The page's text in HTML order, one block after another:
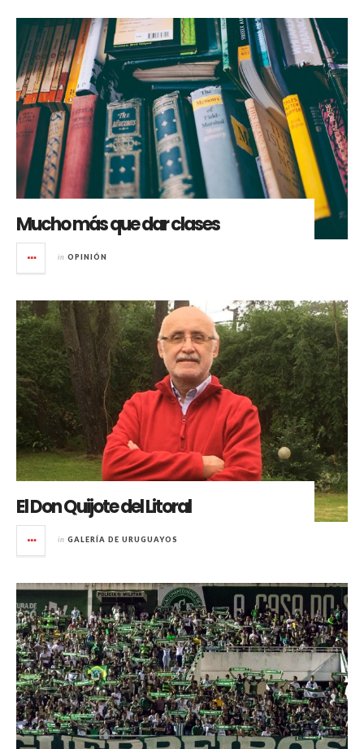
Mucho más que dar clases
in OPINIÓN
El Don Quijote del Litoral
in GALERÍA DE URUGUAYOS